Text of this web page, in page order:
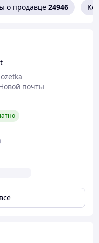
работе
о продавце 24946
почты